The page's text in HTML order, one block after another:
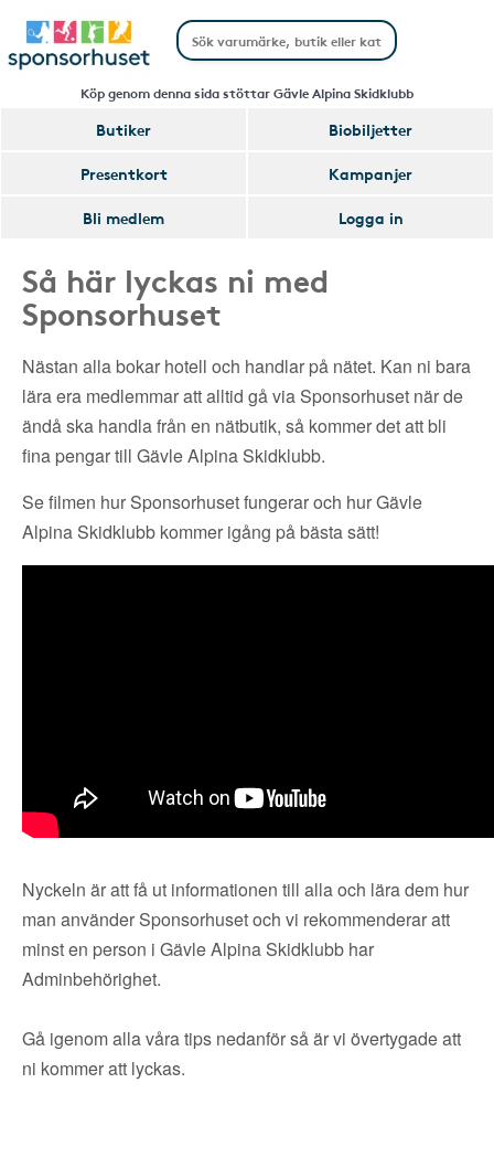
Köp genom denna sida stöttar Gävle Alpina Skidklubb
Butiker
Biobiljetter
Presentkort
Kampanjer
Bli medlem
Logga in
Så här lyckas ni med
Sponsorhuset
Nästan alla bokar hotell och handlar på nätet. Kan ni bara
lära era medlemmar att alltid gå via Sponsorhuset när de
ändå ska handla från en nätbutik, så kommer det att bli
fina pengar till Gävle Alpina Skidklubb.
Se filmen hur Sponsorhuset fungerar och hur Gävle
Alpina Skidklubb kommer igång på bästa sätt!
Nyckeln är att få ut informationen till alla och lära dem hur
man använder Sponsorhuset och vi rekommenderar att
minst en person i Gävle Alpina Skidklubb har
Adminbehörighet.
Gå igenom alla våra tips nedanför så är vi övertygade att
ni kommer att lyckas.